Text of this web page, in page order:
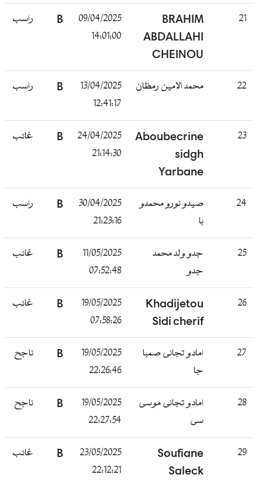
21
BRAHIM
ABDALLAHI
CHEINOU
09/04/2025
14:01:00
B راسب
22 محمد الامين رمظان
13/04/2025
12:41:17
B راسب
23
Aboubecrine
sidgh
Yarbane
24/04/2025
21:14:30
B غائب
24
صيدو نورو محمدو
با
30/04/2025
21:23:16
B راسب
25
جدو ولد محمد
جدو
11/05/2025
07:52:48
B غائب
26
Khadijetou
Sidi cherif
19/05/2025
07:58:26
B غائب
27
امادو تجانى صمبا
جا
19/05/2025
22:26:46
B ناجح
28
امادو تجانى موسى
سى
19/05/2025
22:27:54
B ناجح
29
Soufiane
Saleck
23/05/2025
22:12:21
B غائب